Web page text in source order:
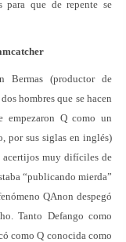
para que de repente se
Bermas (productor de
hombres que se hacen
empezaron Q como un
por sus siglas en inglés)
acertijos muy difíciles de
“publicando mierda”
QAnon despegó
Tanto Defango como
como Q conocida como